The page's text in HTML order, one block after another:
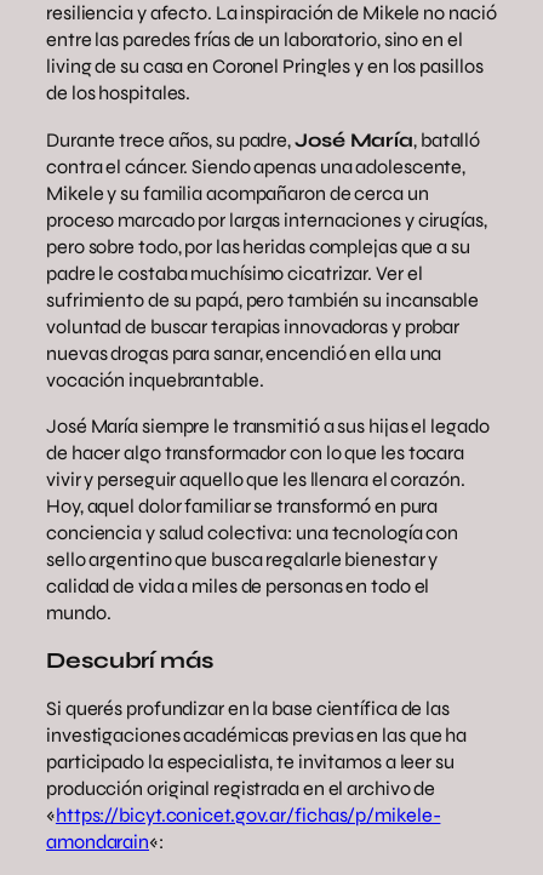
resiliencia y afecto. La inspiración de Mikele no nació
entre las paredes frías de un laboratorio, sino en el
living de su casa en Coronel Pringles y en los pasillos
de los hospitales.
Durante trece años, su padre,José María, batalló
contra el cáncer. Siendo apenas una adolescente,
Mikele y su familia acompañaron de cerca un
proceso marcado por largas internaciones y cirugías,
pero sobre todo, por las heridas complejas que a su
padre le costaba muchísimo cicatrizar. Ver el
sufrimiento de su papá, pero también su incansable
voluntad de buscar terapias innovadoras y probar
nuevas drogas para sanar, encendió en ella una
vocación inquebrantable.
José María siempre le transmitió a sus hijas el legado
de hacer algo transformador con lo que les tocara
vivir y perseguir aquello que les llenara el corazón.
Hoy, aquel dolor familiar se transformó en pura
conciencia y salud colectiva: una tecnología con
sello argentino que busca regalarle bienestar y
calidad de vida a miles de personas en todo el
mundo.
Descubrí más
Si querés profundizar en la base científica de las
investigaciones académicas previas en las que ha
participado la especialista, te invitamos a leer su
producción original registrada en el archivo de
«https://bicyt.conicet.gov.ar/fichas/p/mikele-
amondarain«: